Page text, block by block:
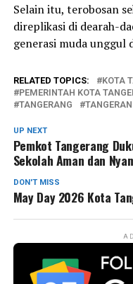
Selain itu, terobosan
direplikasi di dearah-
generasi muda unggul
RELATED TOPICS:
KOTA
PEMERINTAH KOTA
TANGERANG
UP NEXT
Pemkot Tangerang
Sekolah Aman dan
DON'T MISS
May Day 2026 Kota